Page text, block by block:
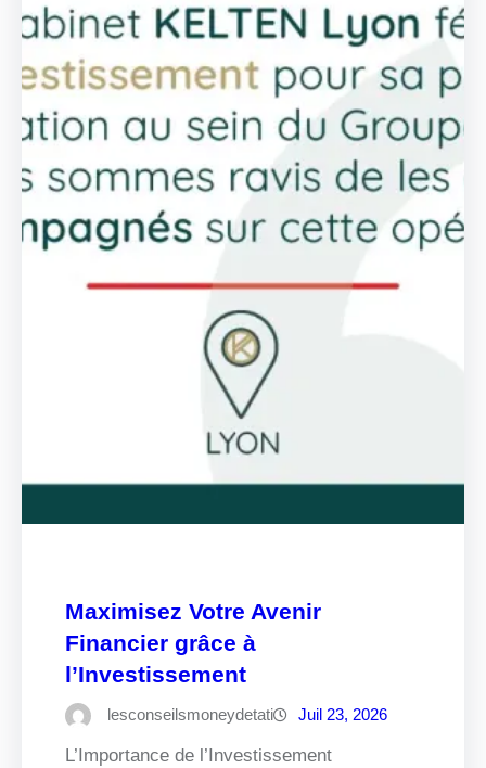
Maximisez Votre Avenir
Financier grâce à
l’Investissement
lesconseilsmoneydetati Juil 23, 2026
L’Importance de l’Investissement